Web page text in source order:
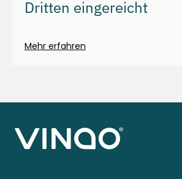
Dritten eingereicht
Mehr erfahren